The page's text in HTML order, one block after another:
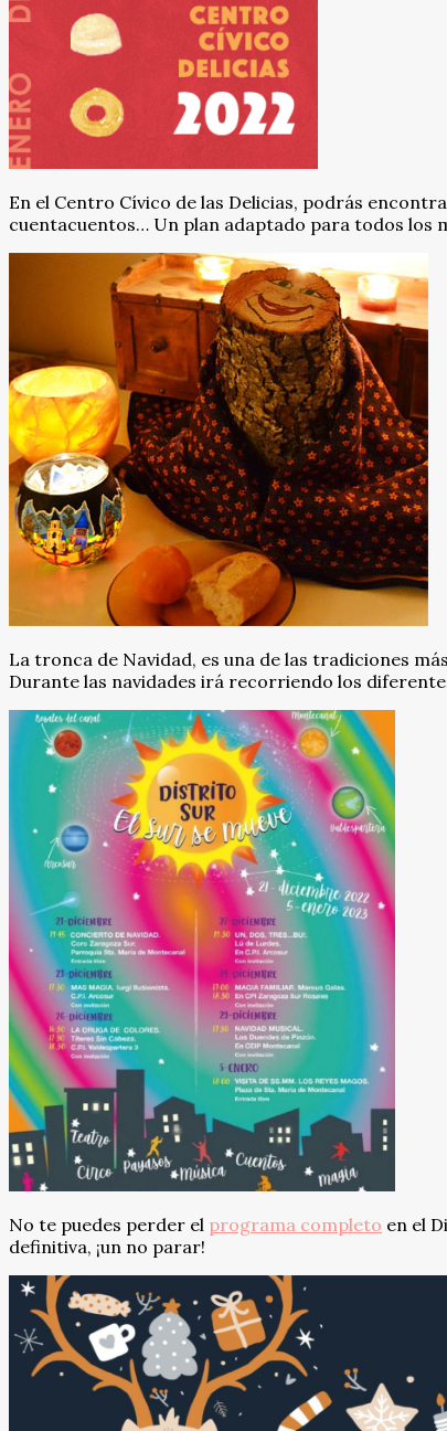
En el Centro Cívico de las Delicias, podrás
cuentacuentos… Un plan adaptado para todos los
La tronca de Navidad, es una de las tradiciones
Durante las navidades irá recorriendo los
No te puedes perder el programa completo en el
definitiva, ¡un no parar!